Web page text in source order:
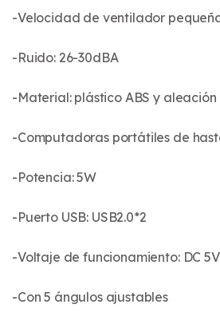
-Velocidad de ventilador
-Ruido: 26-30dBA
-Material: plástico ABS y
-Computadoras portátiles de
-Potencia: 5W
-Puerto USB: USB2.0*2
-Voltaje de funcionamiento: DC 5V
-Con 5 ángulos ajustables